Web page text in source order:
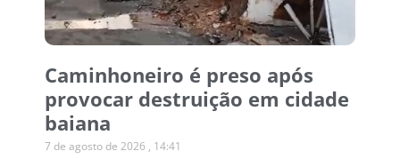
Caminhoneiro é preso após
provocar destruição em cidade
baiana
7 de agosto de 2026 14:41